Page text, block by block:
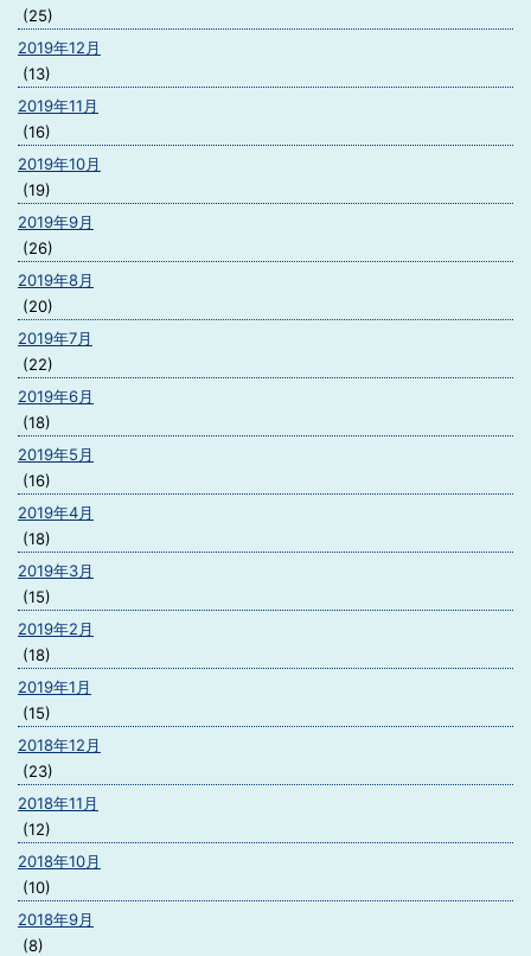
(25)
2019年12月
(13)
2019年11月
(16)
2019年10月
(19)
2019年9月
(26)
2019年8月
(20)
2019年7月
(22)
2019年6月
(18)
2019年5月
(16)
2019年4月
(18)
2019年3月
(15)
2019年2月
(18)
2019年1月
(15)
2018年12月
(23)
2018年11月
(12)
2018年10月
(10)
2018年9月
(8)